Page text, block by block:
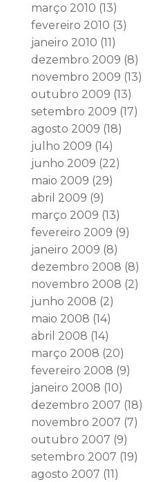
março 2010 (13)
fevereiro 2010 (3)
janeiro 2010 (11)
dezembro 2009 (8)
novembro 2009 (13)
outubro 2009 (13)
setembro 2009 (17)
agosto 2009 (18)
julho 2009 (14)
junho 2009 (22)
maio 2009 (29)
abril 2009 (9)
março 2009 (13)
fevereiro 2009 (9)
janeiro 2009 (8)
dezembro 2008 (8)
novembro 2008 (2)
junho 2008 (2)
maio 2008 (14)
abril 2008 (14)
março 2008 (20)
fevereiro 2008 (9)
janeiro 2008 (10)
dezembro 2007 (18)
novembro 2007 (7)
outubro 2007 (9)
setembro 2007 (19)
agosto 2007 (11)